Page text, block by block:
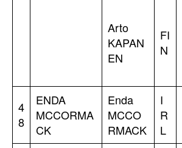
Arto
KAPAN
EN
FI
N
4
8
ENDA
MCCORMA
CK
Enda
MCCO
RMACK
I
R
L